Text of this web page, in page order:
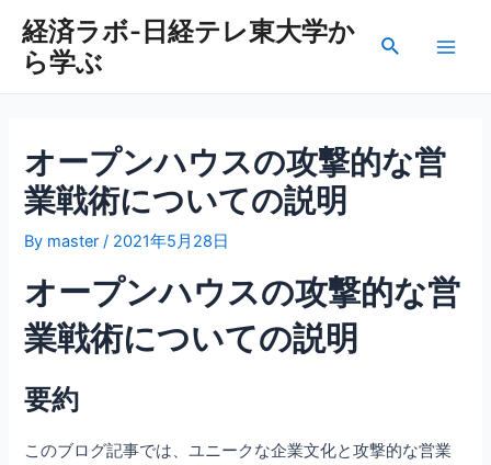
経済ラボ-日経テレ東大学か
ら学ぶ
検
オープンハウスの攻撃的な営
業戦術についての説明
By master / 2021年5月28日
オープンハウスの攻撃的な営
業戦術についての説明
要約
このブログ記事では、ユニークな企業文化と攻撃的な営業